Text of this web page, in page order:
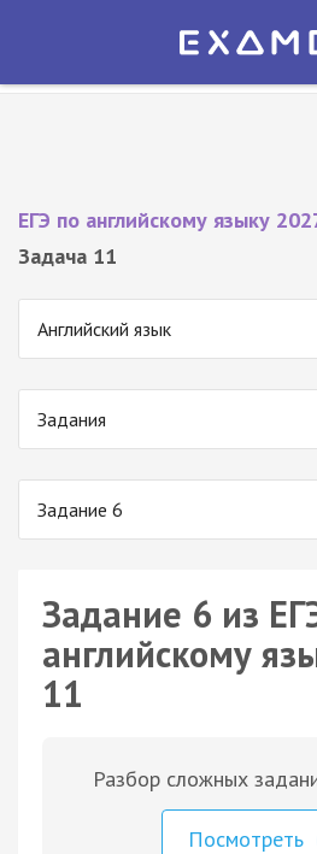
Экзамер — ЕГЭ 2027
ЕГЭ по английскому языку
Задача 11
Английский язык
Задания
Задание 6
Задание 6 из
английскому
11
Разбор сложных
Посмотреть